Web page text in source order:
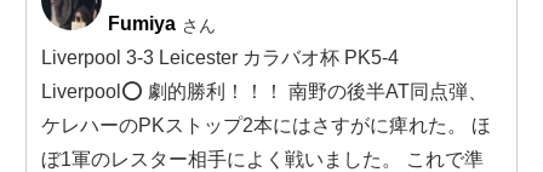
Fumiya さん
Liverpool 3-3 Leicester カラバオ杯 PK5-4
Liverpool⭕️ 劇的勝利！！！ 南野の後半AT同点弾、
ケレハーのPKストップ2本にはさすがに痺れた。 ほ
ぼ1軍のレスター相手によく戦いました。 これで準